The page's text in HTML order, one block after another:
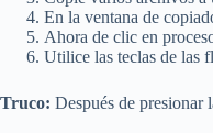
En la ventana de
Ahora de clic en
Utilice las teclas de las
Truco: Después de presionar